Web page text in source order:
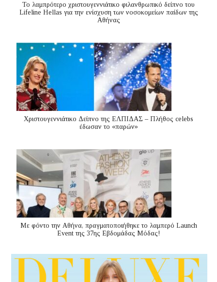
Το λαμπρότερο χριστουγεννιάτικο φιλανθρωπικό δείπνο του
Lifeline Hellas για την ενίσχυση των νοσοκομείων παίδων της
Αθήνας
Χριστουγεννιάτικο Δείπνο της ΕΛΠΙΔΑΣ – Πλήθος celebs
έδωσαν το «παρών»
Με φόντο την Αθήνα, πραγματοποιήθηκε το λαμπερό Launch
Event της 37ης Εβδομάδας Μόδας!